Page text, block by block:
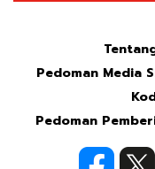
Pedoman Media
Pedoman